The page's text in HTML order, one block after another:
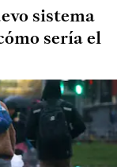
sistema
sería el